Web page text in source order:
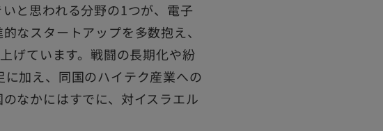
と思われる分野の1つが、電子
なスタートアップを多数抱え、
げています。戦闘の長期化や紛
加え、同国のハイテク産業への
なかにはすでに、対イスラエル